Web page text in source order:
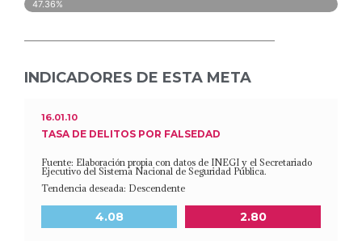
47.36%
INDICADORES DE ESTA META
16.01.10
TASA DE DELITOS POR FALSEDAD
Fuente: Elaboración propia con datos de INEGI y el Secretariado
Ejecutivo del Sistema Nacional de Seguridad Pública.
Tendencia deseada: Descendente
4.08 Meta a 2030
2.80